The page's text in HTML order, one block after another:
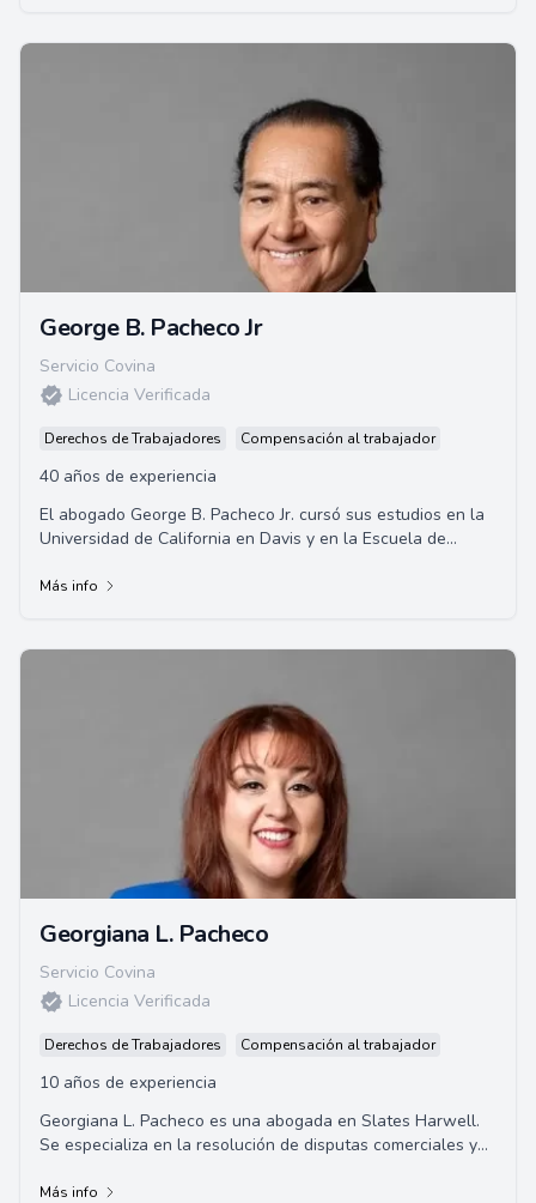
George B. Pacheco Jr
Servicio Covina
Licencia Verificada
Derechos de Trabajadores Compensación al trabajador
40 años de experiencia
El abogado George B. Pacheco Jr. cursó sus estudios en la
Universidad de California en Davis y en la Escuela de
Más info
Georgiana L. Pacheco
Servicio Covina
Licencia Verificada
Derechos de Trabajadores Compensación al trabajador
10 años de experiencia
Georgiana L. Pacheco es una abogada en Slates Harwell.
Se especializa en la resolución de disputas comerciales y
Más info